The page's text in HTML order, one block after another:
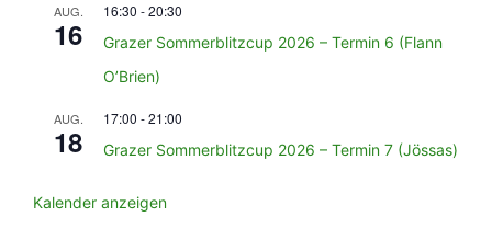
AUG.
16
16:30 -20:30
Grazer Sommerblitzcup 2026 – Termin 6 (Flann
O’Brien)
AUG.
18
17:00 -21:00
Grazer Sommerblitzcup 2026 – Termin 7 (Jössas)
Kalender anzeigen